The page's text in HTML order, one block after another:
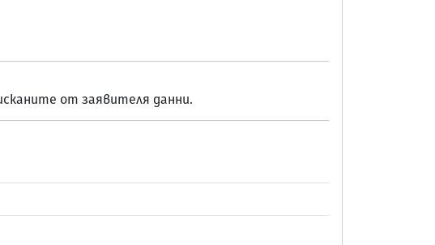
от заявителя данни.